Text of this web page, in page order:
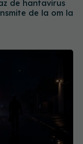
atacat
a ajuns la